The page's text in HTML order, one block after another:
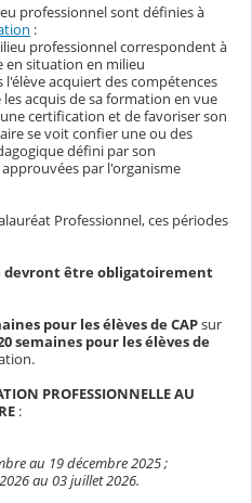
professionnel sont définies à
:
professionnel correspondent à
en situation en milieu
acquiert des compétences
acquis de sa formation en vue
certification et de favoriser son
se voit confier une ou des
défini par son
par l'organisme
Professionnel, ces périodes
devront être obligatoirement
pour les élèves de CAPsur
semaines pour les élèves de
PROFESSIONNELLE AU
:
au 19 décembre 2025 ;
au 03 juillet 2026.